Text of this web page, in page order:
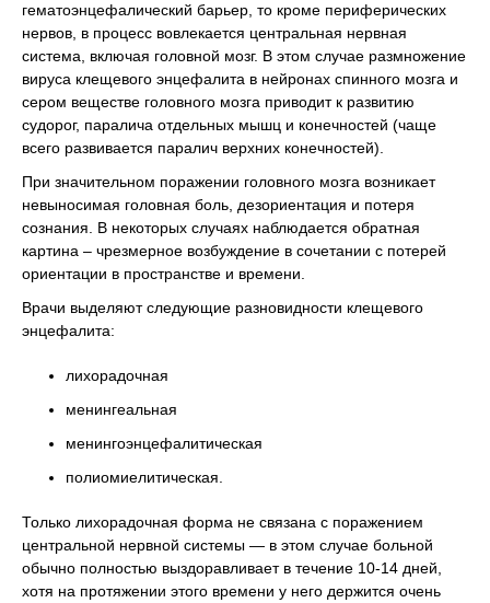
гематоэнцефалический барьер, то кроме периферических
нервов, в процесс вовлекается центральная нервная
система, включая головной мозг. В этом случае размножение
вируса клещевого энцефалита в нейронах спинного мозга и
сером веществе головного мозга приводит к развитию
судорог, паралича отдельных мышц и конечностей (чаще
всего развивается паралич верхних конечностей).
При значительном поражении головного мозга возникает
невыносимая головная боль, дезориентация и потеря
сознания. В некоторых случаях наблюдается обратная
картина – чрезмерное возбуждение в сочетании с потерей
ориентации в пространстве и времени.
Врачи выделяют следующие разновидности клещевого
энцефалита:
лихорадочная
менингеальная
менингоэнцефалитическая
полиомиелитическая.
Только лихорадочная форма не связана с поражением
центральной нервной системы — в этом случае больной
обычно полностью выздоравливает в течение 10-14 дней,
хотя на протяжении этого времени у него держится очень